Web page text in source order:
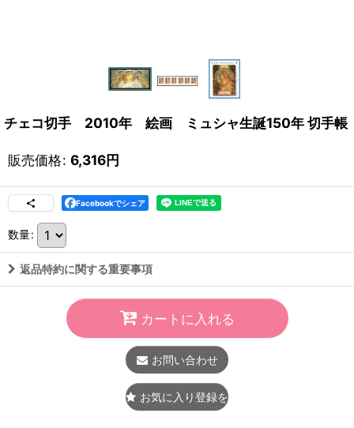
チェコ切手 2010年 絵画 ミュシャ生誕150年 切手帳
販売価格: 6,316円
Facebookでシェア
数量:
返品特約に関する重要事項
カートに入れる
お問い合わせ
お気に入り登録をする